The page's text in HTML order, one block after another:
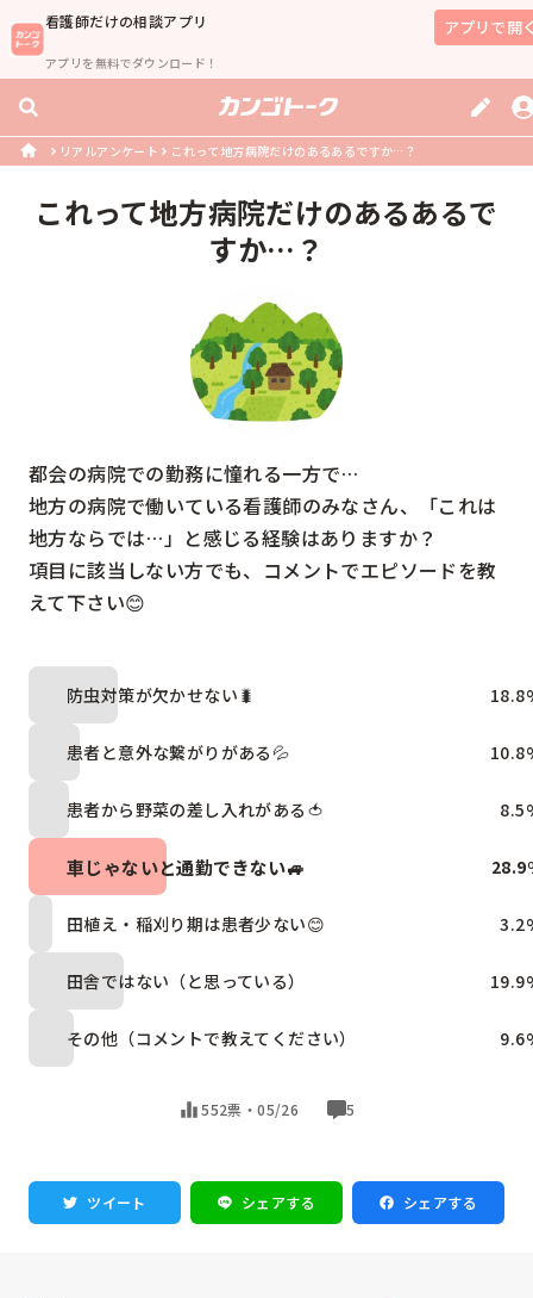
看護師だけの相談アプリ
アプリを無料でダウンロード！
アプリで開
リアルアンケート これって地方病院だけのあるあるですか…？
これって地方病院だけのあるあるで
すか…？
都会の病院での勤務に憧れる一方で…
地方の病院で働いている看護師のみなさん、「これは
地方ならでは…」と感じる経験はありますか？
項目に該当しない方でも、コメントでエピソードを教
えて下さい😊
防虫対策が欠かせない🐛 18.8
患者と意外な繋がりがある💦 10.8
患者から野菜の差し入れがある🍅 8.5
車じゃないと通勤できない🚙 28.9
田植え・稲刈り期は患者少ない😊 3.2
田舎ではない（と思っている） 19.9
その他（コメントで教えてください） 9.6
552票・05/26 5
ツイート シェアする シェアする